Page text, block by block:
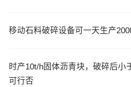
移动石料破碎设备可一天生产
时产10t/h固体沥青块，破碎后小
可行否